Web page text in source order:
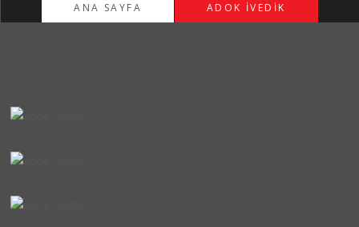
ANA SAYFA ADOK İVEDIK